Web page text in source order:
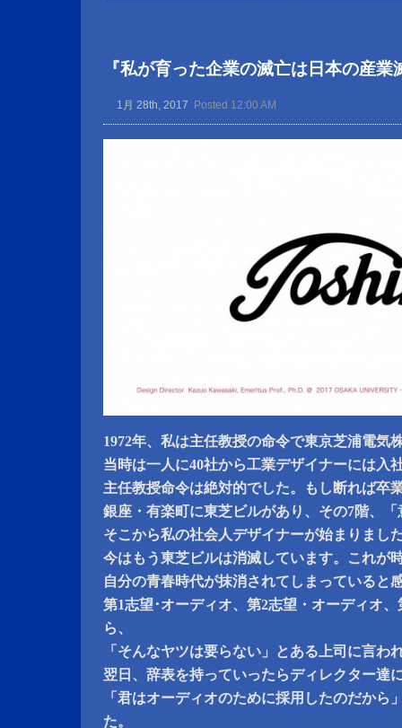
『私が育った企業の滅亡は日本の産
1月 28th, 2017 Posted 12:00 AM
1972年、私は主任教授の命令で東京芝浦電気
当時は一人に40社から工業デザイナーには入
主任教授命令は絶対的でした。もし断れば卒
銀座・有楽町に東芝ビルがあり、その7階、
そこから私の社会人デザイナーが始まりまし
今はもう東芝ビルは消滅しています。これが
自分の青春時代が抹消されてしまっていると
第1志望･オーディオ、第2志望・オーディオ
ら、
「そんなヤツは要らない」とある上司に言わ
翌日、辞表を持っていったらディレクター達
「君はオーディオのために採用したのだから
た。